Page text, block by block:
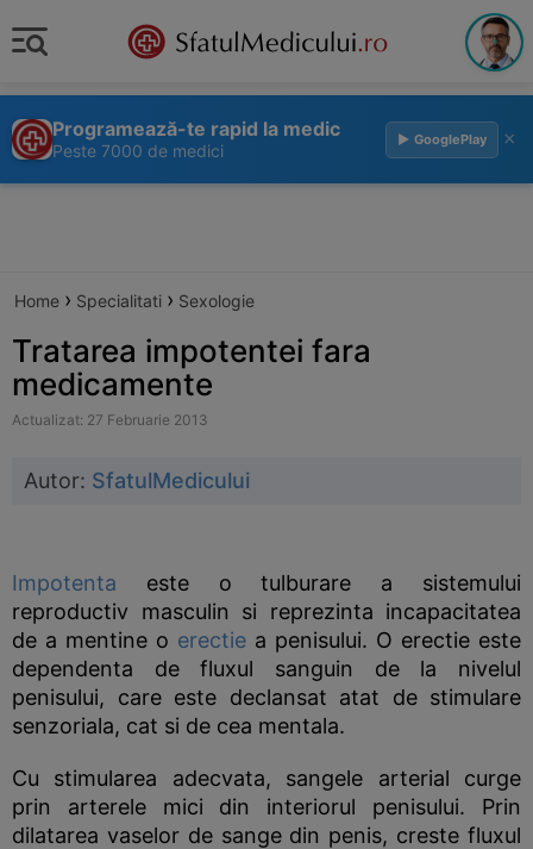
Programează-te rapid la medic
Peste 7000 de medici
▶ GooglePlay ×
Home › Specialitati › Sexologie
Tratarea impotentei fara
medicamente
Actualizat: 27 Februarie 2013
Autor: SfatulMedicului
Impotenta este o tulburare a sistemului
reproductiv masculin si reprezinta incapacitatea
de a mentine o erectie a penisului. O erectie este
dependenta de fluxul sanguin de la nivelul
penisului, care este declansat atat de stimulare
senzoriala, cat si de cea mentala.
Cu stimularea adecvata, sangele arterial curge
prin arterele mici din interiorul penisului. Prin
dilatarea vaselor de sange din penis, creste fluxul